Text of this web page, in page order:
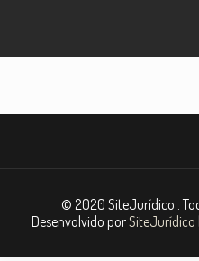
© 2020 SiteJurídico .
Desenvolvido porSiteJurídico